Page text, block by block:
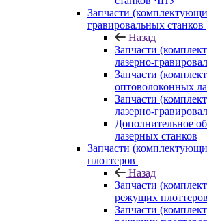
Запчасти
гравировальных станков
Назад
Запчасти
лазерно-
Запчасти
оптоволоконных
Запчасти
лазерно-
Дополнительное
лазерных станков
Запчасти
плоттеров
Назад
Запчасти
режущих плоттеров
Запчасти